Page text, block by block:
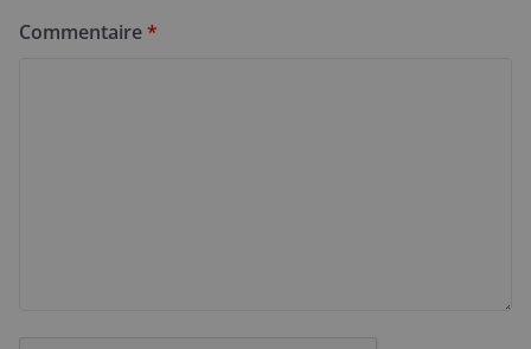
Commentaire*